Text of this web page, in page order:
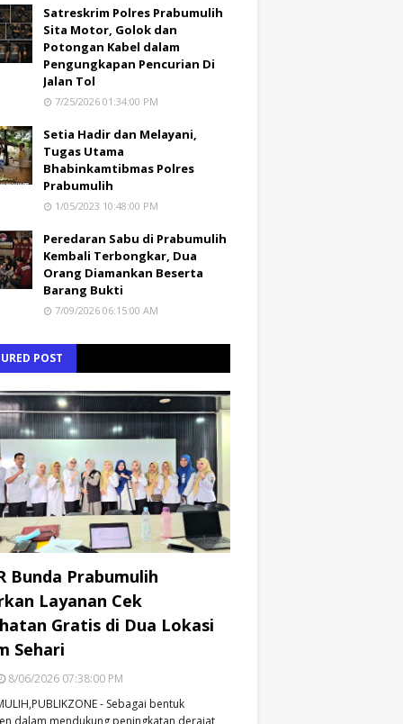
Satreskrim Polres Prabumulih
Sita Motor, Golok dan
Potongan Kabel dalam
Pengungkapan Pencurian Di
Jalan Tol
7/25/2026 01:34:00 PM
Setia Hadir dan Melayani,
Tugas Utama
Bhabinkamtibmas Polres
Prabumulih
1/05/2023 10:48:00 PM
Peredaran Sabu di Prabumulih
Kembali Terbongkar, Dua
Orang Diamankan Beserta
Barang Bukti
7/09/2026 06:15:00 AM
POST
Bunda Prabumulih
Layanan Cek
Gratis di Dua Lokasi
Sehari
8/06/2026 07:38:00 PM
- Sebagai bentuk
dalam mendukung peningkatan derajat